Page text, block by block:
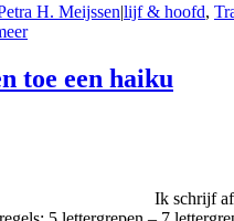
H. Meijssen|lijf & hoofd,
toe een haiku
Ik schrijf